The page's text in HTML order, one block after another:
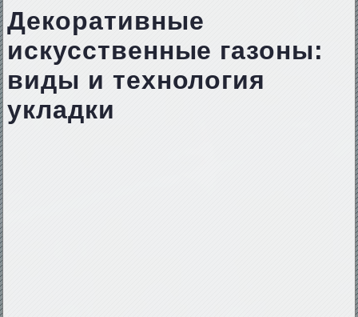
Декоративные
искусственные газоны:
виды и технология
укладки